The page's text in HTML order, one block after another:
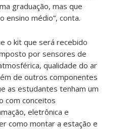
graduação, mas que
ensino médio”, conta.
o kit que será recebido
por sensores de
qualidade do ar
de outros componentes
as estudantes tenham um
com conceitos
eletrônica e
como montar a estação e